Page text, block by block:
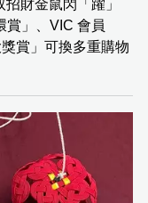
財金鼠閃「躍」
賞」、VIC 會員
獎賞」可換多重購物